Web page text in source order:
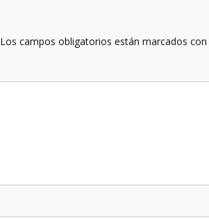
Los campos obligatorios están marcados con